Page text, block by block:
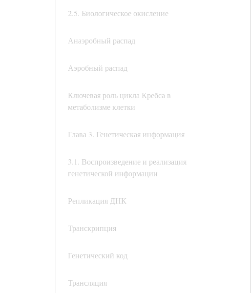
2.5. Биологическое окисление
Анаэробный распад
Аэробный распад
Ключевая роль цикла Кребса в
метаболизме клетки
Глава 3. Генетическая информация
3.1. Воспроизведение и реализация
генетической информации
Репликация ДНК
Транскрипция
Генетический код
Трансляция